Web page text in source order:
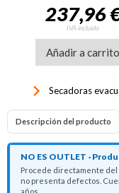
237,96
IVA incluido
Añadir a carrito
keyboard_arrow_right Secadoras
Descripción del producto
NO ES OUTLET ·
Procede directamente del
no presenta defectos.
años.